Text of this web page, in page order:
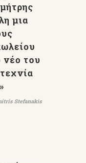
μια
νέο του
Stefanakis